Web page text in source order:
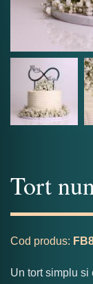
Tort
Cod produs:
Un tort simplu si